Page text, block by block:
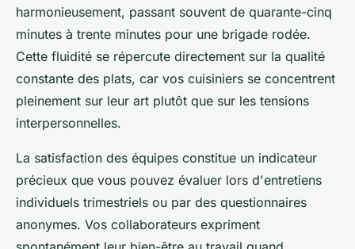
harmonieusement, passant souvent de quarante-cinq
minutes à trente minutes pour une brigade rodée.
Cette fluidité se répercute directement sur la qualité
constante des plats, car vos cuisiniers se concentrent
pleinement sur leur art plutôt que sur les tensions
interpersonnelles.
La satisfaction des équipes constitue un indicateur
précieux que vous pouvez évaluer lors d'entretiens
individuels trimestriels ou par des questionnaires
anonymes. Vos collaborateurs expriment